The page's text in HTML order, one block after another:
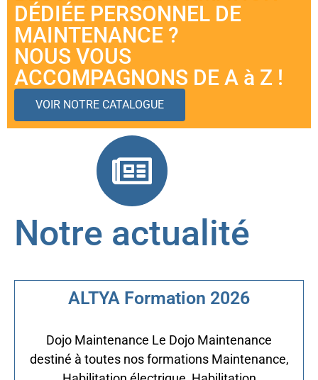
DÉDIÉE PERSONNEL DE
MAINTENANCE ?
NOUS VOUS
ACCOMPAGNONS DE A à Z !
VOIR NOTRE CATALOGUE
Notre actualité
ALTYA Formation 2026
Dojo Maintenance Le Dojo Maintenance
destiné à toutes nos formations Maintenance,